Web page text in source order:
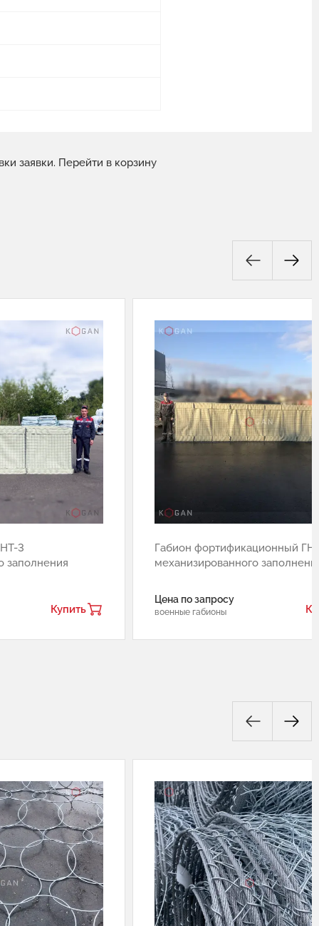
заявки. Перейти в корзину
3
заполнения
Купить
Габион фортификационный
механизированного
Цена по запросу
военные габионы